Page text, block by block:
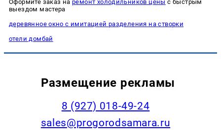
Оформите заказ наремонт холодильников цены с быстрым
выездом мастера
деревянное окно с имитацией разделения на створки
отели домбай
Размещение рекламы
8 (927) 018-49-24
sales@progorodsamara.ru